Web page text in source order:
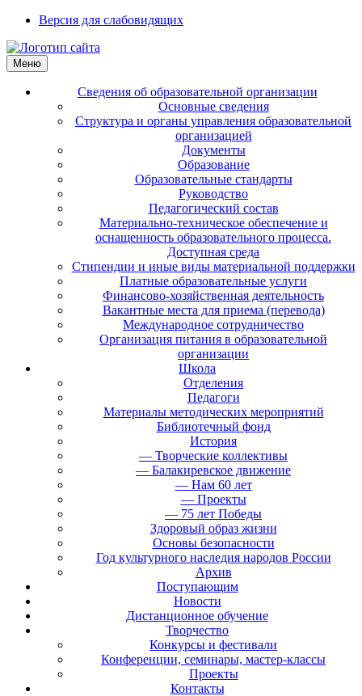
Версия для слабовидящих
Меню
Сведения об образовательной организации
Основные сведения
Структура и органы управления образовательной
организацией
Документы
Образование
Образовательные стандарты
Руководство
Педагогический состав
Материально-техническое обеспечение и
оснащенность образовательного процесса.
Доступная среда
Стипендии и иные виды материальной поддержки
Платные образовательные услуги
Финансово-хозяйственная деятельность
Вакантные места для приема (перевода)
Международное сотрудничество
Организация питания в образовательной
организации
Школа
Отделения
Педагоги
Материалы методических мероприятий
Библиотечный фонд
История
— Творческие коллективы
— Балакиревское движение
— Нам 60 лет
— Проекты
— 75 лет Победы
Здоровый образ жизни
Основы безопасности
Год культурного наследия народов России
Архив
Поступающим
Новости
Дистанционное обучение
Творчество
Конкурсы и фестивали
Конференции, семинары, мастер-классы
Проекты
Контакты